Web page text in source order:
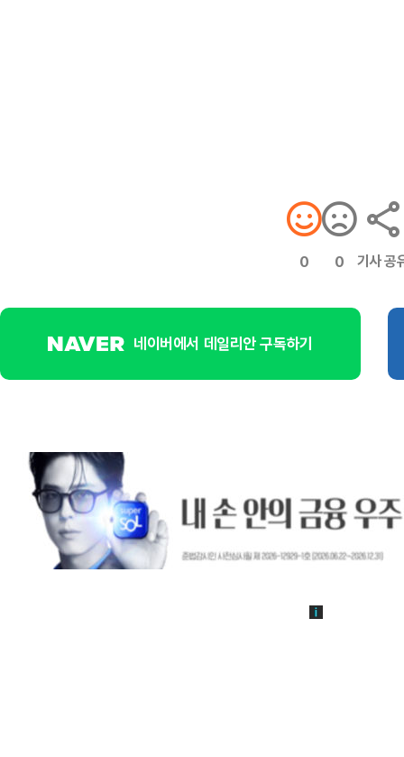
0 0 기사 공
네이버에서 데일리안 구독하기